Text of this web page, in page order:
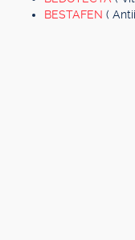
BESTAFEN (